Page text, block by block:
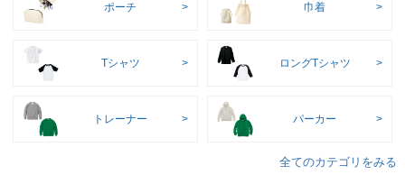
ポーチ 巾着
Tシャツ ロングTシャツ
トレーナー パーカー
全てのカテゴリをみる